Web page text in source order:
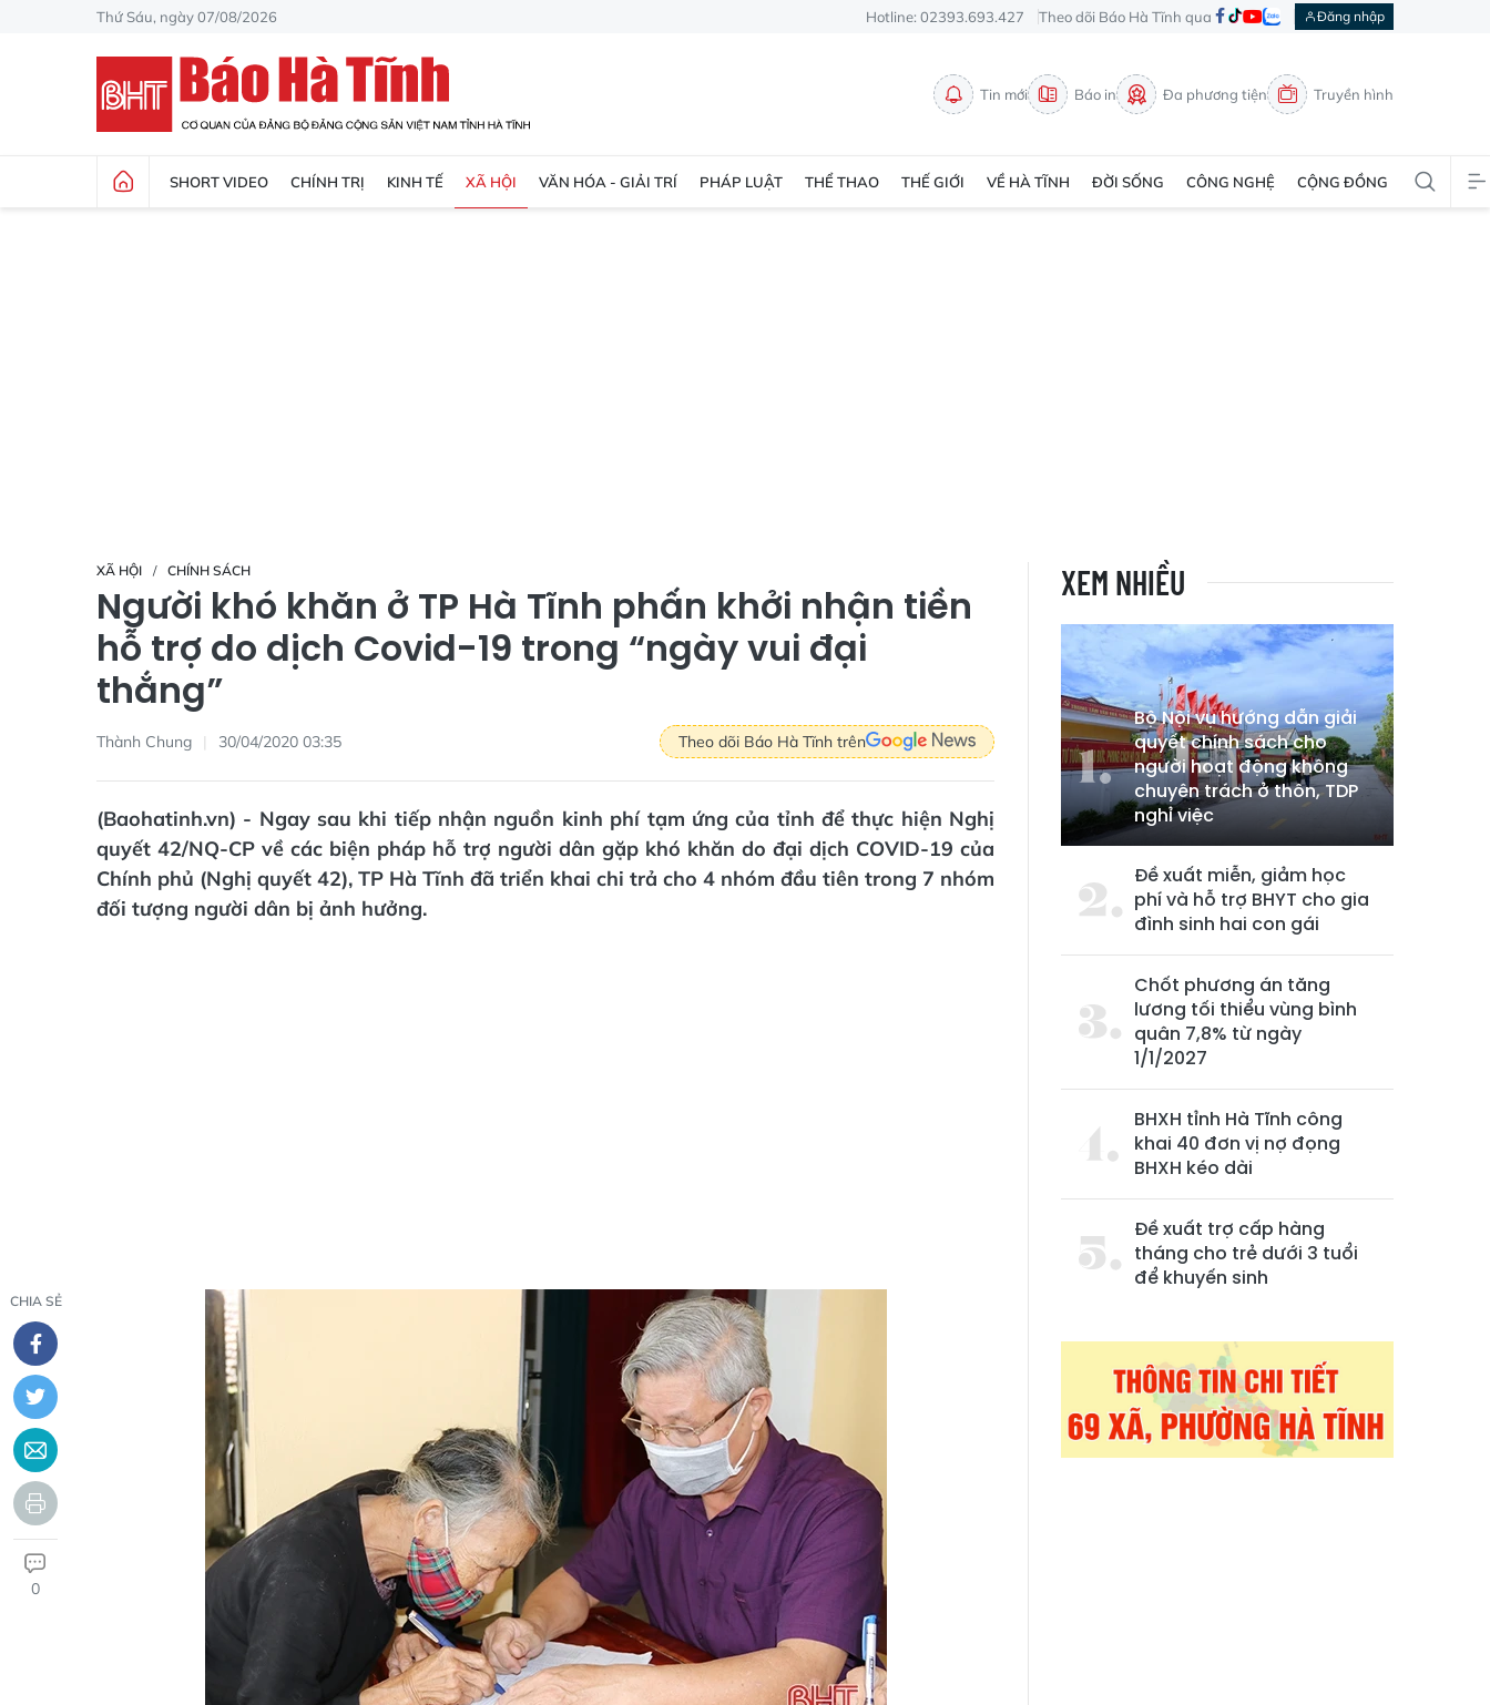
Thứ Sáu, ngày 07/08/2026 Hotline: 02393.693.427 Theo dõi Báo Hà Tĩnh qua Đăng nhập
Tin mới Báo in Đa phương tiện Truyền hình
SHORT VIDEO CHÍNH TRỊ KINH TẾ XÃ HỘI VĂN HÓA - GIẢI TRÍ PHÁP LUẬT THỂ THAO THẾ GIỚI VỀ HÀ TĨNH ĐỜI SỐNG CÔNG NGHỆ CỘNG ĐỒNG
XÃ HỘI CHÍNH SÁCH
Người khó khăn ở TP Hà Tĩnh phấn khởi nhận tiền
hỗ trợ do dịch Covid-19 trong “ngày vui đại
thắng”
Thành Chung 30/04/2020 03:35 Theo dõi Báo Hà Tĩnh trên
(Baohatinh.vn) - Ngay sau khi tiếp nhận nguồn kinh phí tạm ứng của tỉnh để thực hiện Nghị
quyết 42/NQ-CP về các biện pháp hỗ trợ người dân gặp khó khăn do đại dịch COVID-19 của
Chính phủ (Nghị quyết 42), TP Hà Tĩnh đã triển khai chi trả cho 4 nhóm đầu tiên trong 7 nhóm
đối tượng người dân bị ảnh hưởng.
CHIA SẺ
0
XEM NHIỀU
Bộ Nội vụ hướng dẫn giải
quyết chính sách cho
người hoạt động không
chuyên trách ở thôn, TDP
nghỉ việc
Đề xuất miễn, giảm học
phí và hỗ trợ BHYT cho gia
đình sinh hai con gái
Chốt phương án tăng
lương tối thiểu vùng bình
quân 7,8% từ ngày
1/1/2027
BHXH tỉnh Hà Tĩnh công
khai 40 đơn vị nợ đọng
BHXH kéo dài
Đề xuất trợ cấp hàng
tháng cho trẻ dưới 3 tuổi
để khuyến sinh